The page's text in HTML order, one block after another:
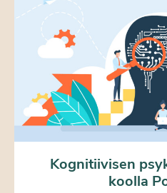
Kognitiivisen
koolla